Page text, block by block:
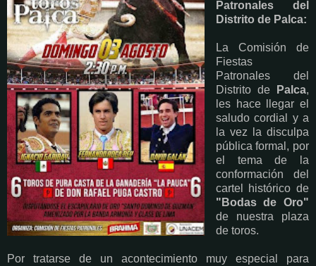
Patronales del
Distrito de Palca:
La Comisión de
Fiestas
Patronales del
Distrito de
Palca,
les hace llegar el
saludo cordial y a
la vez la disculpa
pública formal, por
el tema de la
conformación del
cartel histórico de
"Bodas de Oro"
de nuestra plaza
de toros.
Por tratarse de un acontecimiento muy especial para